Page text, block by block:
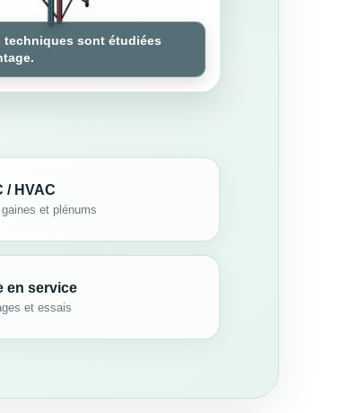
techniques sont étudiées
/ HVAC
et plénums
en service
et essais